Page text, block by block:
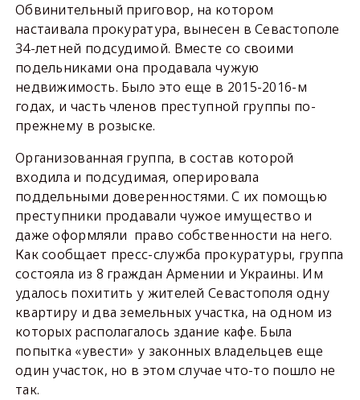
Обвинительный приговор, на котором
настаивала прокуратура, вынесен в Севастополе
34-летней подсудимой. Вместе со своими
подельниками она продавала чужую
недвижимость. Было это еще в 2015-2016-м
годах, и часть членов преступной группы по-
прежнему в розыске.
Организованная группа, в состав которой
входила и подсудимая, оперировала
поддельными доверенностями. С их помощью
преступники продавали чужое имущество и
даже оформляли право собственности на него.
Как сообщает пресс-служба прокуратуры, группа
состояла из 8 граждан Армении и Украины. Им
удалось похитить у жителей Севастополя одну
квартиру и два земельных участка, на одном из
которых располагалось здание кафе. Была
попытка «увести» у законных владельцев еще
один участок, но в этом случае что-то пошло не
так.